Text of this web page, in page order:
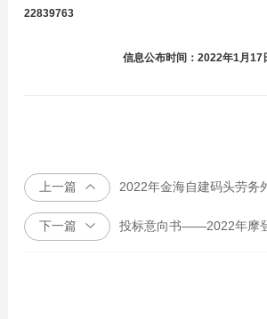
22839763
信息公布时间：2022年1月17
上一篇 2022年金海自建码头劳务
下一篇 投标意向书——2022年摩登7国